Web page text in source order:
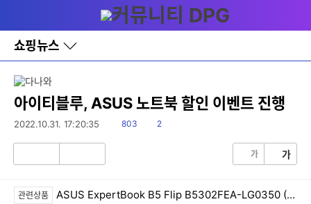
와
홈
쇼핑뉴스
바
로
레
이
어
토
아이티블루, ASUS 노트북 할인 이벤트 진행
2022.10.31. 17:20:35
읽
803
댓
2
가 가
관련상품
ASUS ExpertBook B5 Flip B5302FEA-LG0350 (SSD 512GB)